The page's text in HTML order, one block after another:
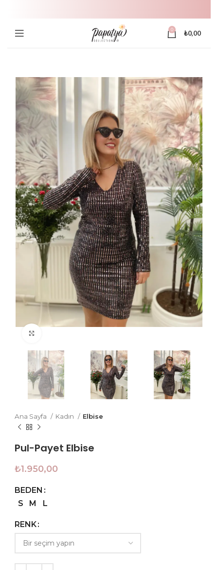
0 ₺0,00
Ana Sayfa Kadın Elbise
Pul-Payet Elbise
₺1.950,00
BEDEN
S
M L
RENK